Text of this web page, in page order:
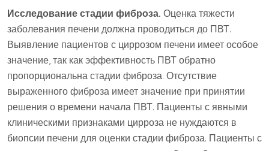
Исследование стадии фиброза. Оценка тяжести
заболевания печени должна проводиться до ПВТ.
Выявление пациентов с циррозом печени имеет особое
значение, так как эффективность ПВТ обратно
пропорциональна стадии фиброза. Отсутствие
выраженного фиброза имеет значение при принятии
решения о времени начала ПВТ. Пациенты с явными
клиническими признаками цирроза не нуждаются в
биопсии печени для оценки стадии фиброза. Пациенты с